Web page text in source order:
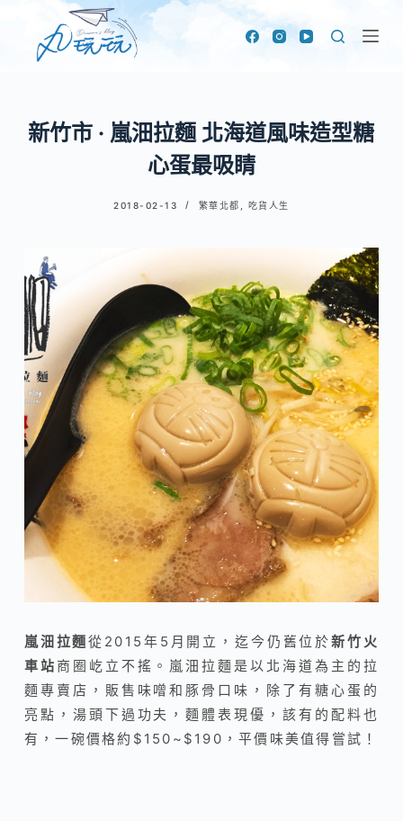
內
容新竹市 · 嵐沺拉麵 北海道風味造型糖
心蛋最吸睛
2018-02-13 繁華北都 吃貨人生
嵐沺拉麵從2015年5月開立，迄今仍舊位於新竹火
車站 商圈屹立不搖。嵐沺拉麵是以北海道為主的拉
麵專賣店，販售味噌和豚骨口味，除了有糖心蛋的
亮點，湯頭下過功夫，麵體表現優，該有的配料也
有，一碗價格約$150~$190，平價味美值得嘗試！